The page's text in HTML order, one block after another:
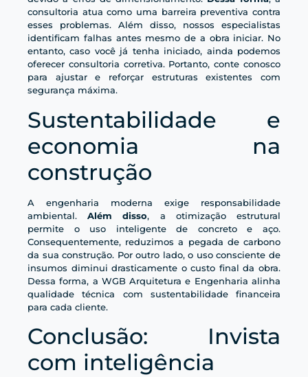
consultoria atua como uma barreira preventiva contra
esses problemas. Além disso, nossos especialistas
identificam falhas antes mesmo de a obra iniciar. No
entanto, caso você já tenha iniciado, ainda podemos
oferecer consultoria corretiva. Portanto, conte conosco
para ajustar e reforçar estruturas existentes com
segurança máxima.
Sustentabilidade e
economia na
construção
A engenharia moderna exige responsabilidade
ambiental.Além disso, a otimização estrutural
permite o uso inteligente de concreto e aço.
Consequentemente, reduzimos a pegada de carbono
da sua construção. Por outro lado, o uso consciente de
insumos diminui drasticamente o custo final da obra.
Dessa forma, a WGB Arquitetura e Engenharia alinha
qualidade técnica com sustentabilidade financeira
para cada cliente.
Conclusão: Invista
com inteligência